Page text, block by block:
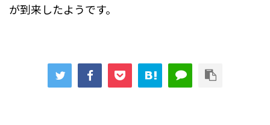
が到来したようです。